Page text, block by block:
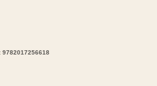
9782017256618